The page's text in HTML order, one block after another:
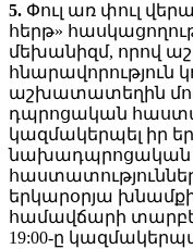
5. Փուլ առ փուլ
հերթ»
մեխանիզմ, որով
հնարավորություն
աշխատատեղին
դպրոցական
կազմակերպել իր
նախադպրոցական
երկարօրյա խնամքի
համավճարի
19:00-ը